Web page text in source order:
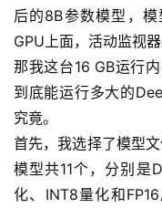
后的8B参数模型，
GPU上面，活动监视
那我这台16 GB运行
到底能运行多大的
究竟。
首先，我选择了模型
模型共11个，分别是
化、INT8量化和